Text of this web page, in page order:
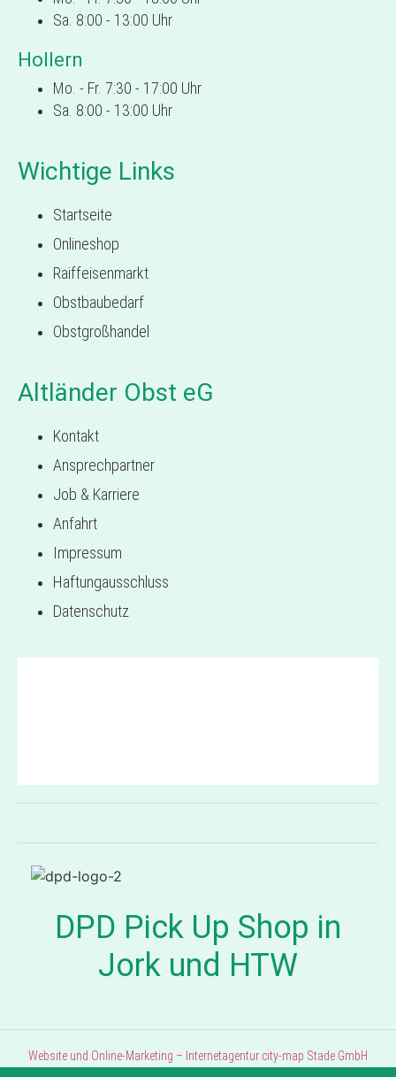
Sa. 8:00 - 13:00 Uhr
Hollern
Mo. - Fr. 7:30 - 17:00 Uhr
Sa. 8:00 - 13:00 Uhr
Wichtige Links
Startseite
Onlineshop
Raiffeisenmarkt
Obstbaubedarf
Obstgroßhandel
Altländer Obst eG
Kontakt
Ansprechpartner
Job & Karriere
Anfahrt
Impressum
Haftungausschluss
Datenschutz
DPD Pick Up Shop in
Jork und HTW
Website und Online-Marketing – Internetagentur city-map Stade GmbH